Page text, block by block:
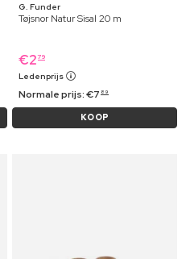
G. Funder
Tøjsnor Natur Sisal 20 m
€2 79
Ledenprijs
Normale prijs:€7 89
KOOP